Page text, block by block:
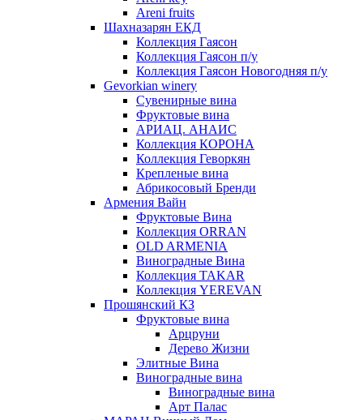
Areni fruits
Шахназарян ЕКД
Коллекция Гаясон
Коллекция Гаясон п/у
Коллекция Гаясон Новогодняя п/у
Gevorkian winery
Сувенирные вина
Фруктовые вина
АРИАЦ. АНАИС
Коллекция КОРОНА
Коллекция Геворкян
Крепленые вина
Абрикосовый Бренди
Армения Вайн
Фруктовые Вина
Коллекция ORRAN
OLD ARMENIA
Виноградные Вина
Коллекция TAKAR
Коллекция YEREVAN
Прошянский КЗ
Фруктовые вина
Арцруни
Дерево Жизни
Элитные Вина
Виноградные вина
Виноградные вина
Арт Палас